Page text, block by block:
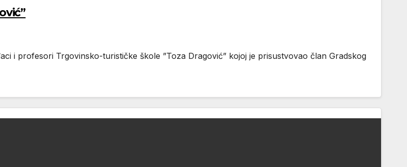
i profesori Trgovinsko-turističke škole ”Toza Dragović” kojoj je prisustvovao član Gradskog